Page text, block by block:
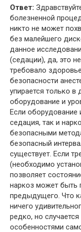
Ответ:
болезненной
никто не может
без малейшего
данное
(седации), да, это
требовало
безопасности
упирается только
оборудование и
Если оборудование
седация, так и
безопасными
безопасный
существует. Если
(необходимо
позволяет
наркоз может быть
предыдущего. Что
ничего
редко, но
особенностями